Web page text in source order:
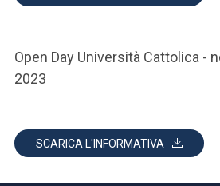
Open Day Università Cattolica -
2023
SCARICA L'INFORMATIVA